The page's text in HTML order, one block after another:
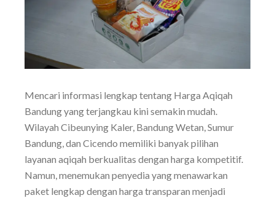
Mencari informasi lengkap tentang Harga Aqiqah
Bandung yang terjangkau kini semakin mudah.
Wilayah Cibeunying Kaler, Bandung Wetan, Sumur
Bandung, dan Cicendo memiliki banyak pilihan
layanan aqiqah berkualitas dengan harga kompetitif.
Namun, menemukan penyedia yang menawarkan
paket lengkap dengan harga transparan menjadi